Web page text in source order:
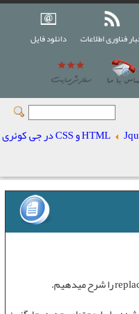
فناوری اطلاعات دانلود فایل
HTML و CSS در جی کوئری
را شرح میدهیم.